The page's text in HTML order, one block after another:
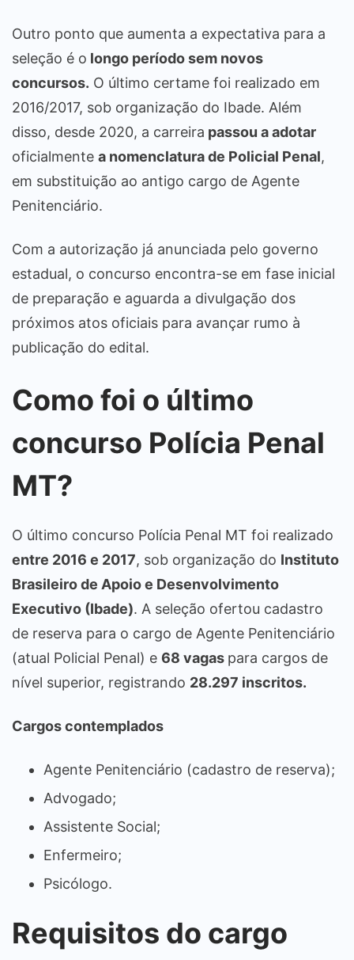
Outro ponto que aumenta a expectativa para a
seleção é o longo período sem novos
concursos. O último certame foi realizado em
2016/2017, sob organização do Ibade. Além
disso, desde 2020, a carreira passou a adotar
oficialmente a nomenclatura de Policial Penal,
em substituição ao antigo cargo de Agente
Penitenciário.
Com a autorização já anunciada pelo governo
estadual, o concurso encontra-se em fase inicial
de preparação e aguarda a divulgação dos
próximos atos oficiais para avançar rumo à
publicação do edital.
Como foi o último
concurso Polícia Penal
MT?
O último concurso Polícia Penal MT foi realizado
entre 2016 e 2017, sob organização do Instituto
Brasileiro de Apoio e Desenvolvimento
Executivo (Ibade). A seleção ofertou cadastro
de reserva para o cargo de Agente Penitenciário
(atual Policial Penal) e 68 vagas para cargos de
nível superior, registrando 28.297 inscritos.
Cargos contemplados
Agente Penitenciário (cadastro de reserva);
Advogado;
Assistente Social;
Enfermeiro;
Psicólogo.
Requisitos do cargo